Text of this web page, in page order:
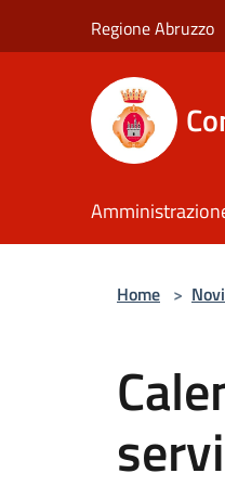
Regione Abruzzo
Home >